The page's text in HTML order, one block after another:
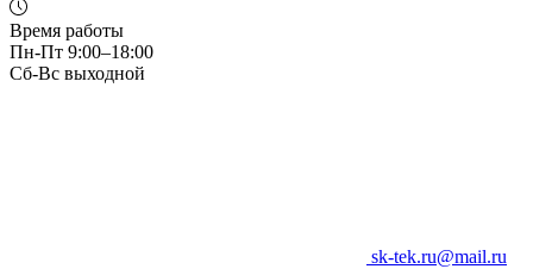
Время работы
Пн-Пт 9:00–18:00
Сб-Вс выходной
sk-tek.ru@mail.ru